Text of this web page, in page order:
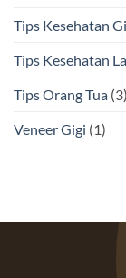
Tips Kesehatan
Tips Kesehatan
Tips Orang Tua (3)
Veneer Gigi (1)